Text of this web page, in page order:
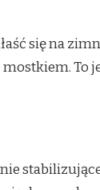
się na
To